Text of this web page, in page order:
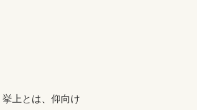
上とは、仰向け